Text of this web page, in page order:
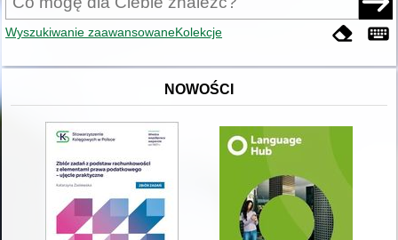
Wyszukiwanie zaawansowaneKolekcje
NOWOŚCI